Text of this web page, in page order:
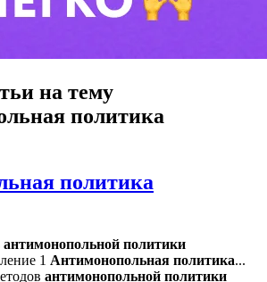
на тему
политика
политика
антимонопольной политики
1 Антимонопольная политика...
антимонопольной политики